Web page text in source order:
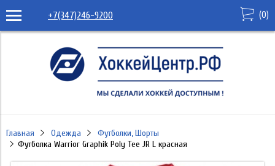
+7(347)246-9200 (0)
Главная Одежда
Футболки, Шорты
Футболка Warrior Graphik Poly Tee JR L красная